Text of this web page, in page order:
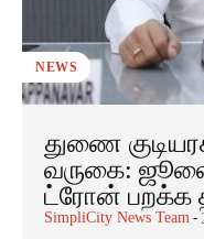
NEWS
துணை
வருகை:
ட்ரோன் பறக்க
SimpliCity News Team -